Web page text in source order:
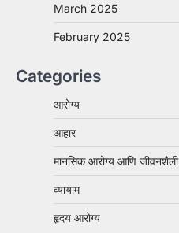
March 2025
February 2025
Categories
आरोग्य
आहार
मानसिक आरोग्य आणि जीवनशैली
व्यायाम
हृदय आरोग्य